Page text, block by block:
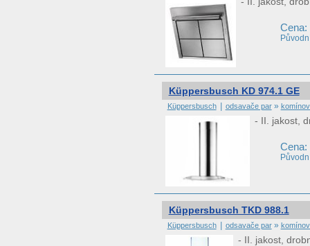
Cena:
Küppersbusch KD 974.1 GE
Küppersbusch odsavače par»
- II. jakost,
Cena:
Küppersbusch TKD 988.1
Küppersbusch odsavače par»
- II. jakost,